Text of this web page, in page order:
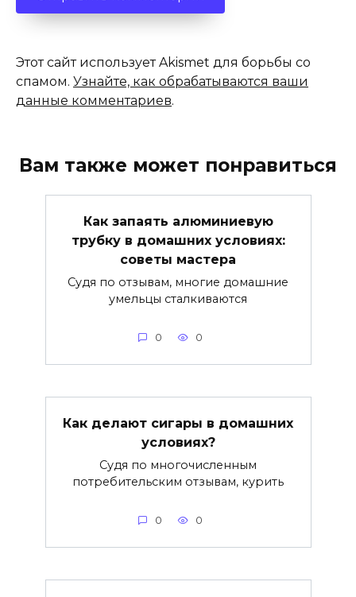
Этот сайт использует Akismet для борьбы со
спамом. Узнайте, как обрабатываются ваши
данные комментариев.
Вам также может понравиться
Как запаять алюминиевую
трубку в домашних условиях:
советы мастера
Судя по отзывам, многие домашние
умельцы сталкиваются
0 0
Как делают сигары в домашних
условиях?
Судя по многочисленным
потребительским отзывам, курить
0 0